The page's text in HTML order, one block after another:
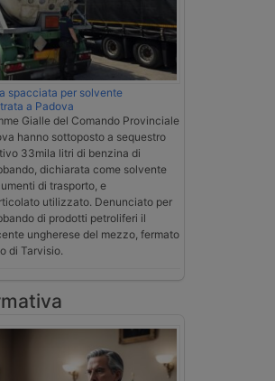
spacciata per solvente
a Padova
Gialle del Comando Provinciale
hanno sottoposto a sequestro
33mila litri di benzina di
dichiarata come solvente
di trasporto, e
utilizzato. Denunciato per
di prodotti petroliferi il
ungherese del mezzo, fermato
di Tarvisio.